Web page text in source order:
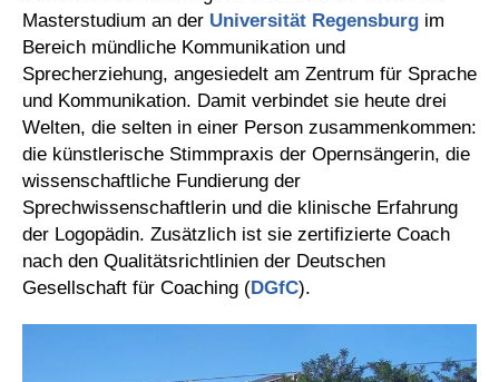
Masterstudium an der Universität Regensburg im
Bereich mündliche Kommunikation und
Sprecherziehung, angesiedelt am Zentrum für Sprache
und Kommunikation. Damit verbindet sie heute drei
Welten, die selten in einer Person zusammenkommen:
die künstlerische Stimmpraxis der Opernsängerin, die
wissenschaftliche Fundierung der
Sprechwissenschaftlerin und die klinische Erfahrung
der Logopädin. Zusätzlich ist sie zertifizierte Coach
nach den Qualitätsrichtlinien der Deutschen
Gesellschaft für Coaching (DGfC).